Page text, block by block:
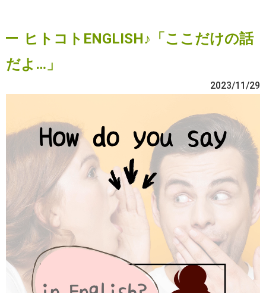
ヒトコトENGLISH♪「ここだけの話
だよ…」
2023/11/29
プ
ー
ー